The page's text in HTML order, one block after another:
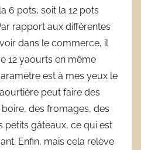
6 pots, soit la 12 pots
rapport aux différentes
dans le commerce, il
12 yaourts en même
est à mes yeux le
peut faire des
des fromages, des
petits gâteaux, ce qui est
Enfin, mais cela relève